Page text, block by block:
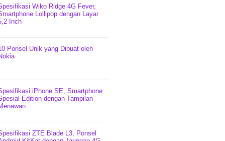
Wiko Ridge 4G Fever,
Lollipop dengan Layar
Inch
Ponsel Unik yang Dibuat oleh
iPhone SE, Smartphone
Edition dengan Tampilan
ZTE Blade L3, Ponsel